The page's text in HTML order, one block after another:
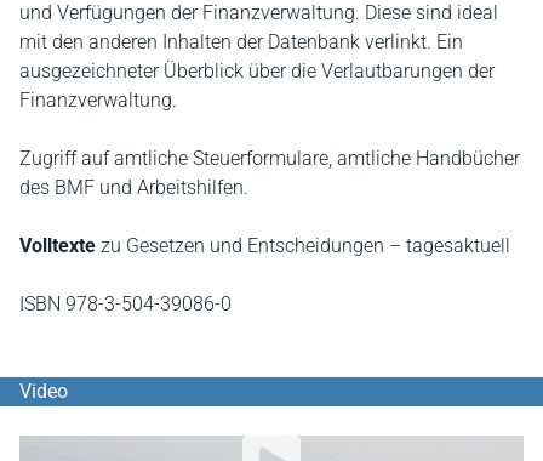
und Verfügungen der Finanzverwaltung. Diese sind ideal
mit den anderen Inhalten der Datenbank verlinkt. Ein
ausgezeichneter Überblick über die Verlautbarungen der
Finanzverwaltung.
Zugriff auf amtliche Steuerformulare, amtliche Handbücher
des BMF und Arbeitshilfen.
Volltexte zu Gesetzen und Entscheidungen – tagesaktuell
ISBN 978-3-504-39086-0
Video